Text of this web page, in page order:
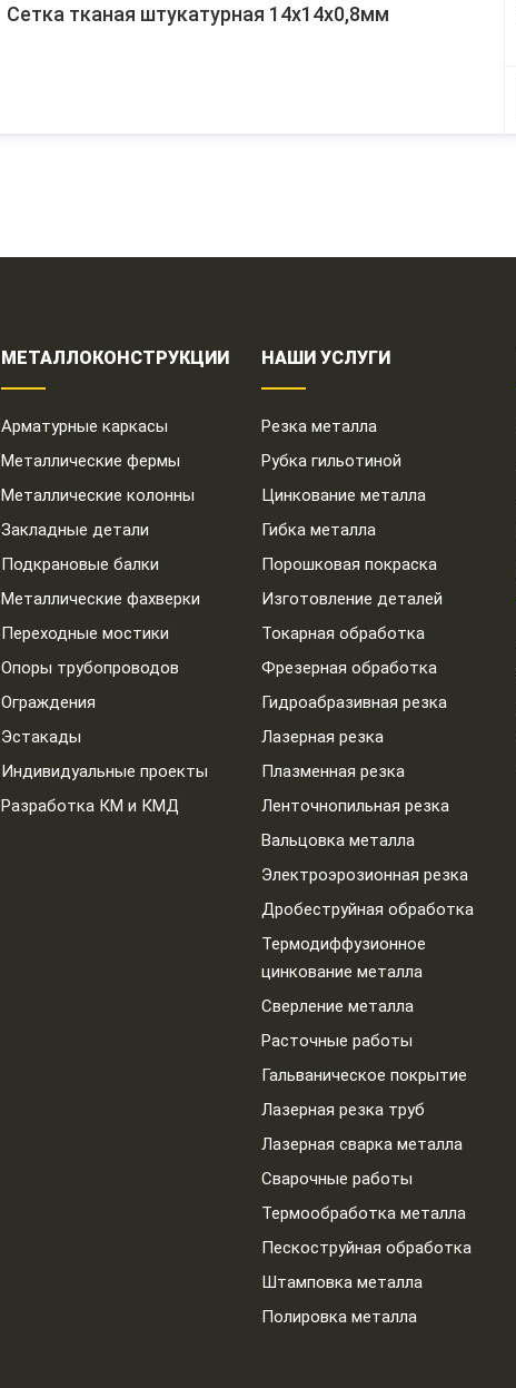
Сетка тканая штукатурная 14х14х0,8мм
МЕТАЛЛОКОНСТРУКЦИИ
Арматурные каркасы
Металлические фермы
Металлические колонны
Закладные детали
Подкрановые балки
Металлические фахверки
Переходные мостики
Опоры трубопроводов
Ограждения
Эстакады
Индивидуальные проекты
Разработка КМ и КМД
НАШИ УСЛУГИ
Резка металла
Рубка гильотиной
Цинкование металла
Гибка металла
Порошковая покраска
Изготовление деталей
Токарная обработка
Фрезерная обработка
Гидроабразивная резка
Лазерная резка
Плазменная резка
Ленточнопильная резка
Вальцовка металла
Электроэрозионная резка
Дробеструйная обработка
Термодиффузионное
цинкование металла
Сверление металла
Расточные работы
Гальваническое покрытие
Лазерная резка труб
Лазерная сварка металла
Сварочные работы
Термообработка металла
Пескоструйная обработка
Штамповка металла
Полировка металла